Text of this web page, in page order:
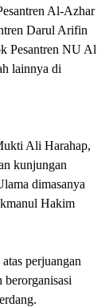
Al-Azhar
Darul Arifin
Pesantren NU Al
lainnya di
Ali Harahap,
kunjungan
dimasanya
Hakim
perjuangan
berorganisasi